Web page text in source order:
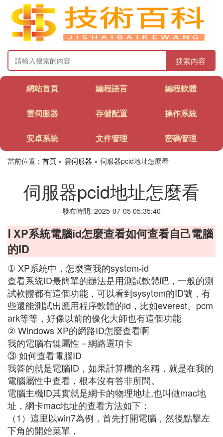
搜索內容
網站首頁 編程語言 編程軟體
雲伺服器 存儲配置 操作系統
安卓系統 文件管理 密碼管理
當前位置： 首頁 » 雲伺服器 » 伺服器pcid地址怎麼看
伺服器pcid地址怎麼看
發布時間: 2025-07-05 05:35:40
Ⅰ XP系統電腦id怎麼查看如何查看自己電腦
的ID
① XP系統中，怎麼查我的system-id
查看系統ID最簡單的辦法是用測試軟體吧，一般的測
試軟體都有這個功能，可以看到sysytem的ID號，有
些還能測試出應用程序軟體的id，比如everest、pcm
ark等等，好像以前的優化大師也有這個功能
② Windows XP的網路ID怎麼查看啊
我的電腦右鍵屬性－網路選項卡
③ 如何查看電腦ID
我答的就是電腦ID，如果計算機的名稱，就是在我的
電腦屬性中查看，根本沒有答非所問。
電腦主機ID其實就是網卡的物理地址,也叫做mac地
址，網卡mac地址的查看方法如下：
（1）這里以win7為例，首先打開電腦，然後點擊左
下角的開始菜單，